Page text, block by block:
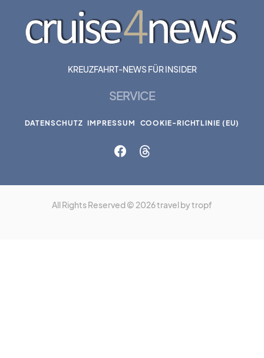
KREUZFAHRT-NEWS FÜR INSIDER
SERVICE
DATENSCHUTZ IMPRESSUM COOKIE-RICHTLINIE (EU)
All Rights Reserved © 2026 travel by tropf